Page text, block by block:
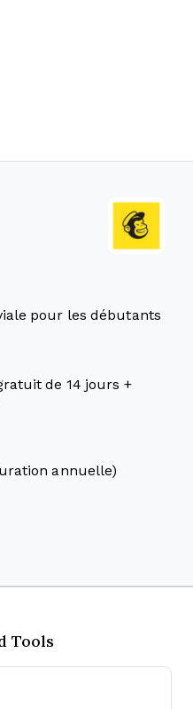
pour les débutants
de 14 jours +
annuelle)
Tools